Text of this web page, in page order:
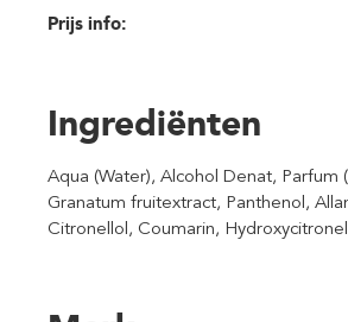
Prijs info:
Ingrediënten
Aqua (Water), Alcohol Denat,
Granatum fruitextract, Panthenol,
Citronellol, Coumarin,